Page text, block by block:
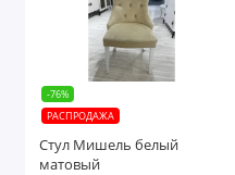
-76%
РАСПРОДАЖА
Стул Мишель белый
матовый